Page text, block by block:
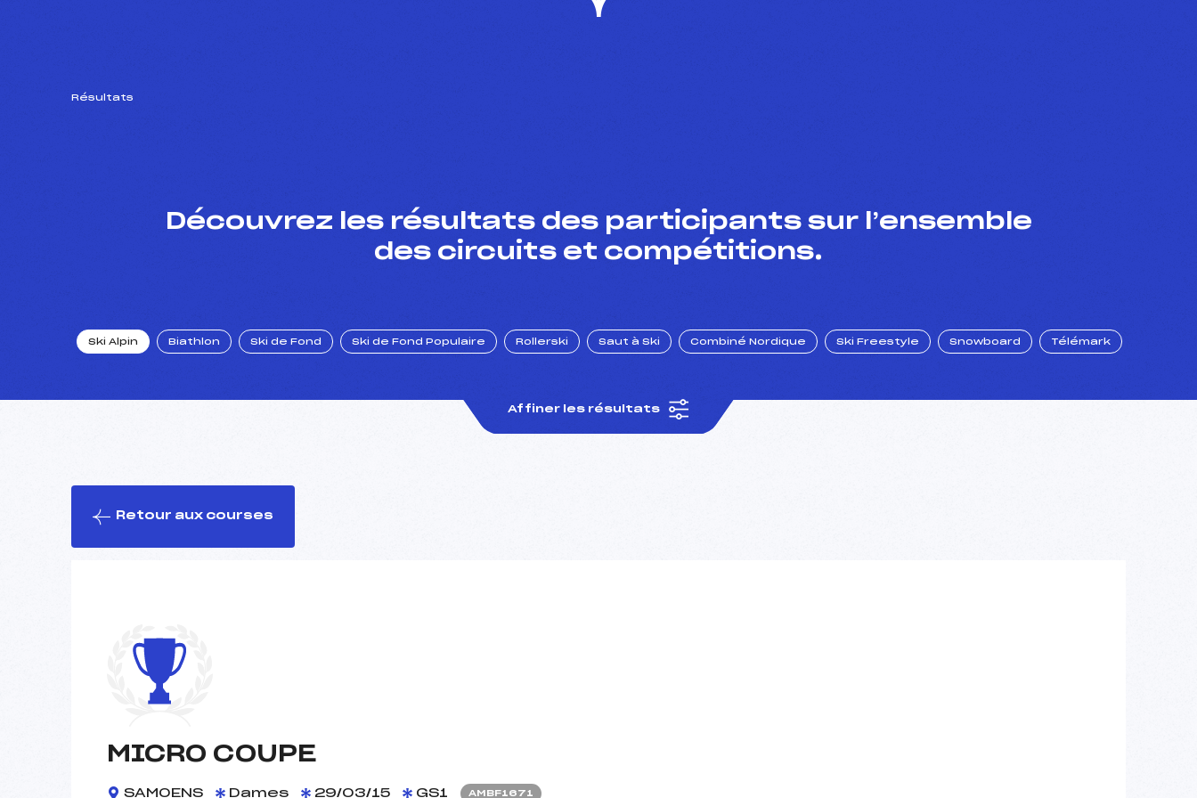
Résultats
Découvrez les résultats des participants sur l’ensemble
des circuits et compétitions.
Ski Alpin Biathlon Ski de Fond Ski de Fond Populaire Rollerski Saut à Ski Combiné Nordique Ski Freestyle Snowboard Télémark
Affiner les résultats
Retour aux courses
MICRO COUPE
SAMOENS Dames 29/03/15 GS1 AMBF1671